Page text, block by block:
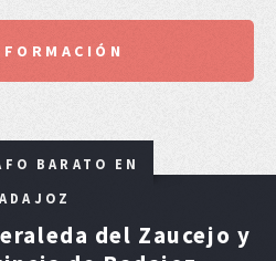
BARATO EN
del Zaucejo y